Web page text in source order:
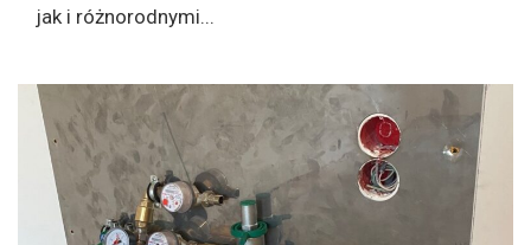
jak i różnorodnymi...